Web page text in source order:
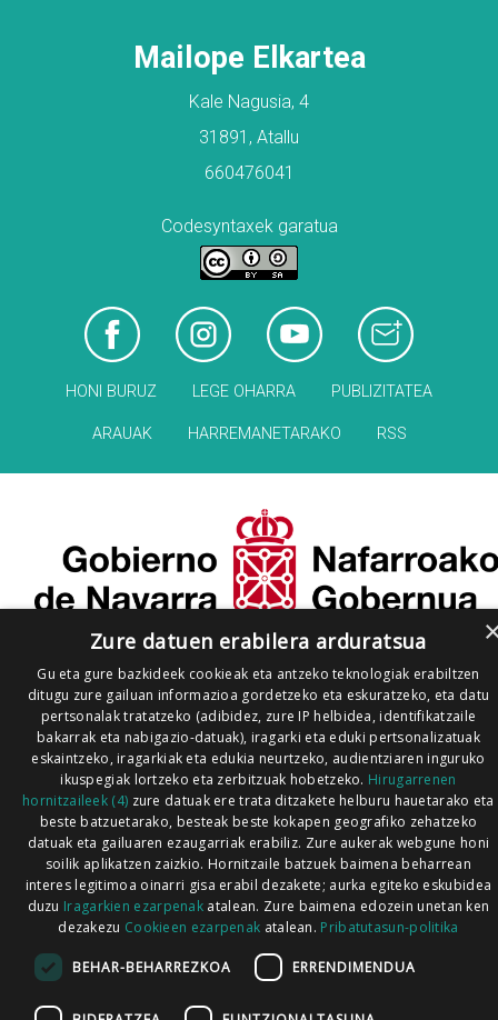
Mailope Elkartea
Kale Nagusia, 4
31891, Atallu
660476041
Codesyntaxek garatua
HONI BURUZ LEGE OHARRA PUBLIZITATEA
ARAUAK HARREMANETARAKO RSS
Zure datuen erabilera arduratsua
Gu eta gure bazkideek cookieak eta antzeko teknologiak erabiltzen
ditugu zure gailuan informazioa gordetzeko eta eskuratzeko, eta datu
pertsonalak tratatzeko (adibidez, zure IP helbidea, identifikatzaile
bakarrak eta nabigazio-datuak), iragarki eta eduki pertsonalizatuak
eskaintzeko, iragarkiak eta edukia neurtzeko, audientziaren inguruko
ikuspegiak lortzeko eta zerbitzuak hobetzeko. Hirugarrenen
hornitzaileek (4) zure datuak ere trata ditzakete helburu hauetarako eta
beste batzuetarako, besteak beste kokapen geografiko zehatzeko
datuak eta gailuaren ezaugarriak erabiliz. Zure aukerak webgune honi
soilik aplikatzen zaizkio. Hornitzaile batzuek baimena beharrean
interes legitimoa oinarri gisa erabil dezakete; aurka egiteko eskubidea
duzu Iragarkien ezarpenak atalean. Zure baimena edozein unetan ken
dezakezu Cookieen ezarpenak atalean. Pribatutasun-politika
BEHAR-BEHARREZKOA ERRENDIMENDUA